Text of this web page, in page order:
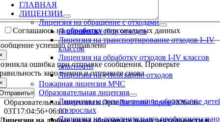
ГЛАВНАЯ
ЛИЦЕНЗИИ
Лицензия на обращение с отходами
Лицензия на сбор отходов
Лицензия на транспортирование отходов I–IV
классов
Лицензия на обработку отходов I-IV классов
опасности
Лицензия на утилизацию отходов
Пожарная лицензия МЧС
Образовательная лицензия
Лицензия на дополнительное образование
и взрослых
Лицензия на дополнительное
Соглашаюсь наобработкуперсональных данных
успешно отправлено
ошибка при отправке сообщения. Проверьте
заполнения и отправьте снова.
Образовательная лицензия в ОрлеВасилий Зорин2026-06-
03T17:04:56+06:00
Лицензии на любые виды образовательной деятельности в